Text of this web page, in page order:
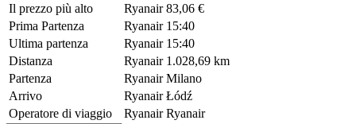
Il prezzo più alto
Ryanair 83,06 €
Prima Partenza
Ryanair 15:40
Ultima partenza
Ryanair 15:40
Distanza
Ryanair 1.028,69 km
Partenza
Ryanair Milano
Arrivo
Ryanair Łódź
Operatore di viaggio
Ryanair Ryanair
©CARTO